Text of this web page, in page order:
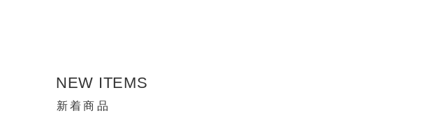
NEW ITEMS
新着商品